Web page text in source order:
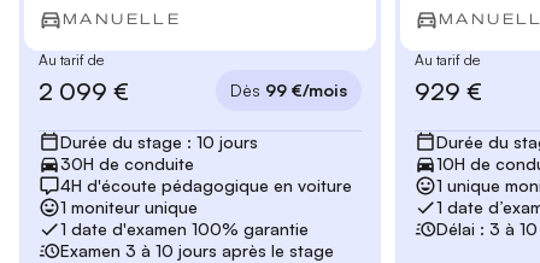
MANUELLE
Au tarif de
2 099 € Dès 99 €/mois
Durée du stage : 10 jours
30H de conduite
4H d'écoute pédagogique en voiture
1 moniteur unique
1 date d'examen 100% garantie
Examen 3 à 10 jours après le stage
Au tarif de
929 €
Durée du
10H de
1 unique
1 date
Délai : 3 à